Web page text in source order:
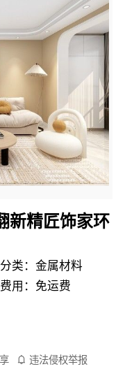
新精匠饰家环
类：金属材料
用：免运费
违法侵权举报